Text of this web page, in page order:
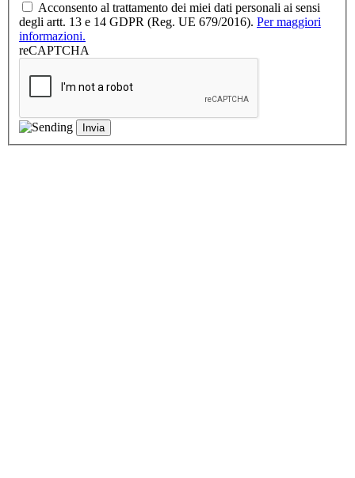
Acconsento al trattamento dei miei dati personali ai sensi
degli artt. 13 e 14 GDPR (Reg. UE 679/2016). Per maggiori
informazioni.
reCAPTCHA